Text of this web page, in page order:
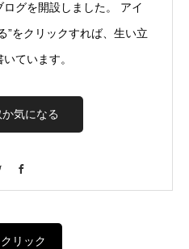
グを開設しました。 アイ
”をクリックすれば、生い立
ています。
気になる
リック